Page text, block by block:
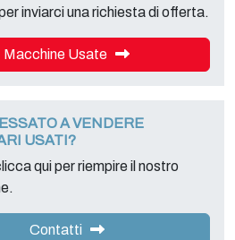
inviarci una richiesta di offerta.
Macchine Usate
A VENDERE
USATI?
qui per riempire il nostro
Contatti